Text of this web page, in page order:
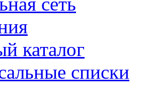
каталог
списки